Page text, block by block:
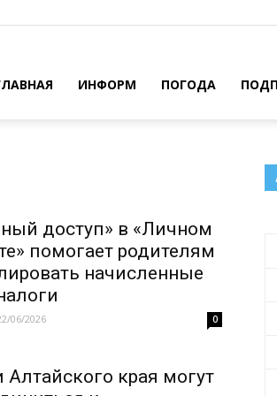
ИНФОРМ ПОГОДА
доступ» в «Личном
помогает родителям
начисленные
06/2026 0
края могут